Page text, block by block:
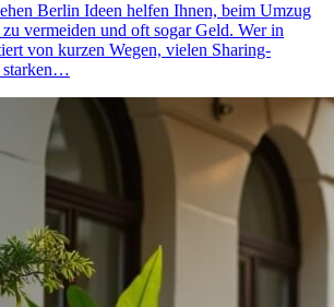
Berlin Ideen helfen Ihnen, beim Umzug
vermeiden und oft sogar Geld. Wer in
von kurzen Wegen, vielen Sharing-
starken…